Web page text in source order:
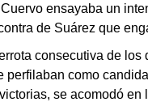
ensayaba un
de Suárez que
consecutiva de los
perfilaban como
se acomodó en